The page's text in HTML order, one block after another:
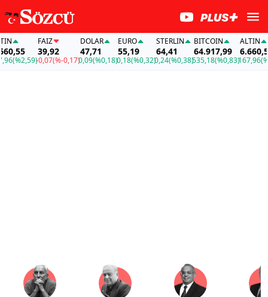
FAİZ
39,92
-0,07(%-0,17)
DOLAR
47,71
0,09(%0,18)
EURO
55,19
0,18(%0,32)
STERLIN
64,41
0,24(%0,38)
BITCOIN
64.917,99
535,18(%0,83)
ALTIN
6.660,55
167,96(%2,59)